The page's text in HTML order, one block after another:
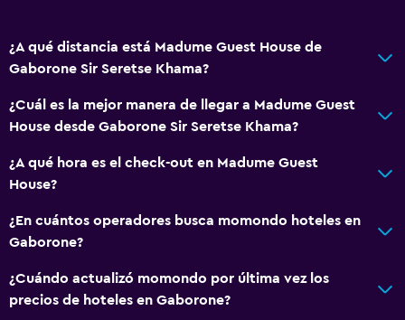
¿A qué distancia está Madume Guest House de
Gaborone Sir Seretse Khama?
¿Cuál es la mejor manera de llegar a Madume Guest
House desde Gaborone Sir Seretse Khama?
¿A qué hora es el check-out en Madume Guest
House?
¿En cuántos operadores busca momondo hoteles en
Gaborone?
¿Cuándo actualizó momondo por última vez los
precios de hoteles en Gaborone?